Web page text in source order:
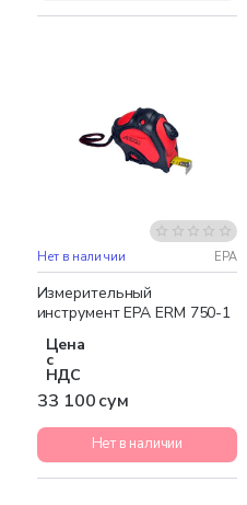
Нет в наличии EPA
Измерительный
инструмент EPA ERM 750-1
Цена
с
НДС
33 100 сум
Нет в наличии